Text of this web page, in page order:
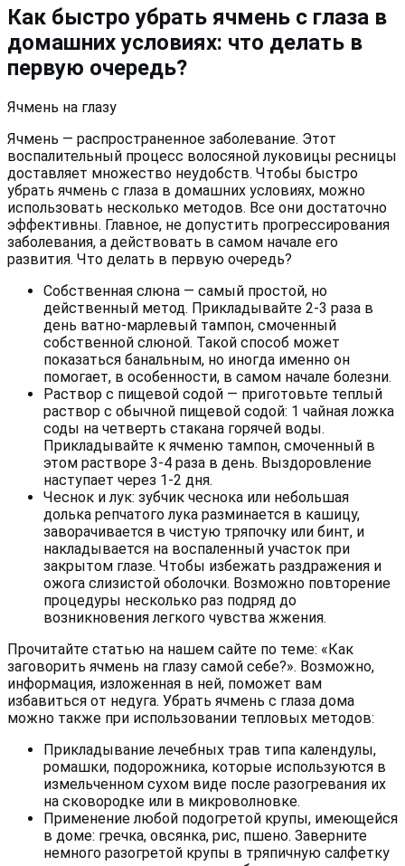
Как быстро убрать ячмень с глаза в
домашних условиях: что делать в
первую очередь?
Ячмень на глазу
Ячмень — распространенное заболевание. Этот
воспалительный процесс волосяной луковицы ресницы
доставляет множество неудобств. Чтобы быстро
убрать ячмень с глаза в домашних условиях, можно
использовать несколько методов. Все они достаточно
эффективны. Главное, не допустить прогрессирования
заболевания, а действовать в самом начале его
развития. Что делать в первую очередь?
Собственная слюна — самый простой, но
действенный метод. Прикладывайте 2-3 раза в
день ватно-марлевый тампон, смоченный
собственной слюной. Такой способ может
показаться банальным, но иногда именно он
помогает, в особенности, в самом начале болезни.
Раствор с пищевой содой — приготовьте теплый
раствор с обычной пищевой содой: 1 чайная ложка
соды на четверть стакана горячей воды.
Прикладывайте к ячменю тампон, смоченный в
этом растворе 3-4 раза в день. Выздоровление
наступает через 1-2 дня.
Чеснок и лук: зубчик чеснока или небольшая
долька репчатого лука разминается в кашицу,
заворачивается в чистую тряпочку или бинт, и
накладывается на воспаленный участок при
закрытом глазе. Чтобы избежать раздражения и
ожога слизистой оболочки. Возможно повторение
процедуры несколько раз подряд до
возникновения легкого чувства жжения.
Прочитайте статью на нашем сайте по теме: «Как
заговорить ячмень на глазу самой себе?». Возможно,
информация, изложенная в ней, поможет вам
избавиться от недуга. Убрать ячмень с глаза дома
можно также при использовании тепловых методов:
Прикладывание лечебных трав типа календулы,
ромашки, подорожника, которые используются в
измельченном сухом виде после разогревания их
на сковородке или в микроволновке.
Применение любой подогретой крупы, имеющейся
в доме: гречка, овсянка, рис, пшено. Заверните
немного разогретой крупы в тряпичную салфетку